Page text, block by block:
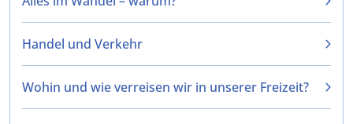
Handel und Verkehr
Wohin und wie verreisen wir in unserer Freizeit?